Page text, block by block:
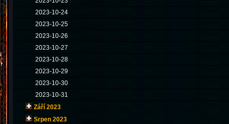
2023-10-24
2023-10-25
2023-10-26
2023-10-27
2023-10-28
2023-10-29
2023-10-30
2023-10-31
Září 2023
Srpen 2023